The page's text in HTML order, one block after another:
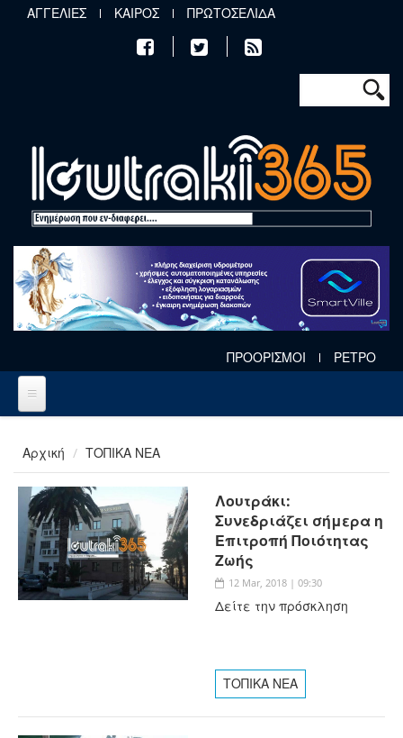
Παράκαμψη προς το κυρίως περιεχόμενο
ΑΓΓΕΛΙΕΣ ΚΑΙΡΟΣ ΠΡΩΤΟΣΕΛΙΔΑ
Φόρμα
Αναζήτηση
ΠΡΟΟΡΙΣΜΟΙ ΡΕΤΡΟ
Αρχική ΤΟΠΙΚΑ ΝΕΑ
Λουτράκι:
Συνεδριάζει σήμερα η
Επιτροπή Ποιότητας
Ζωής
12 Mar, 2018 | 09:30
Δείτε την πρόσκληση
ΤΟΠΙΚΑ ΝΕΑ